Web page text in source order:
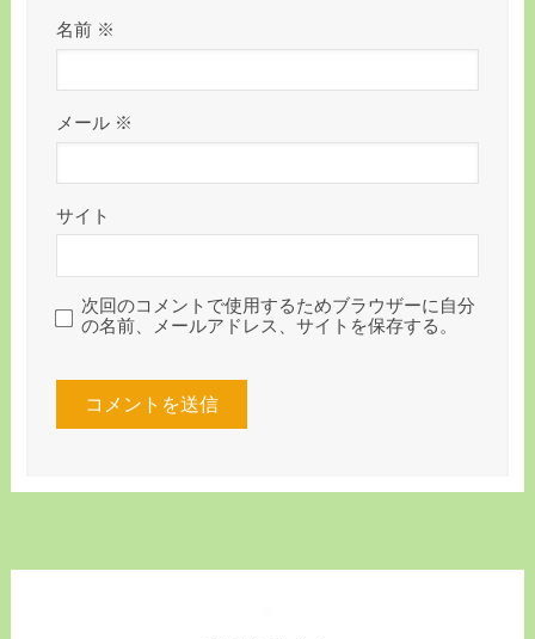
名前 ※
メール ※
サイト
次回のコメントで使用するためブラウザーに自分
の名前、メールアドレス、サイトを保存する。